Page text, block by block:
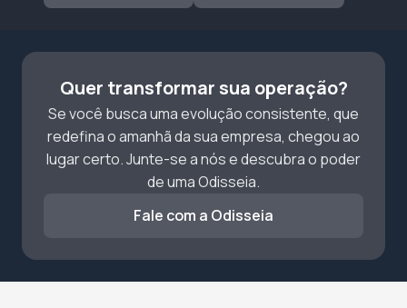
Quer transformar sua operação?
Se você busca uma evolução consistente, que
redefina o amanhã da sua empresa, chegou ao
lugar certo. Junte-se a nós e descubra o poder
de uma Odisseia.
Fale com a Odisseia